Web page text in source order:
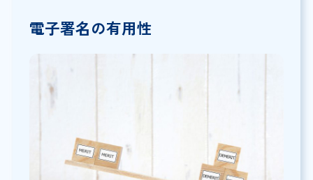
電子署名の有用性